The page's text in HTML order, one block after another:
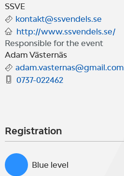
SSVE
kontakt@ssvendels.se
http://www.ssvendels.se/
Responsible for the event
Adam Västernäs
adam.vasternas@gmail.com
0737-022462
Registration
Blue level